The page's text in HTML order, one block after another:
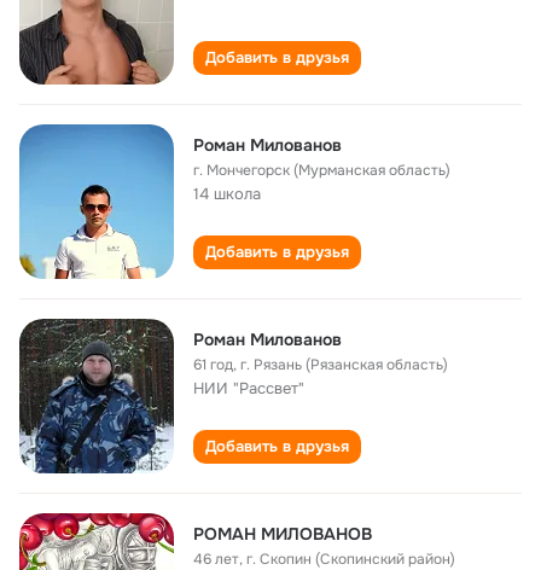
Добавить в друзья
Роман Милованов
г. Мончегорск (Мурманская область)
14 школа
Добавить в друзья
Роман Милованов
61 год,г. Рязань (Рязанская область)
НИИ "Рассвет"
Добавить в друзья
РОМАН МИЛОВАНОВ
46 лет,г. Скопин (Скопинский район)